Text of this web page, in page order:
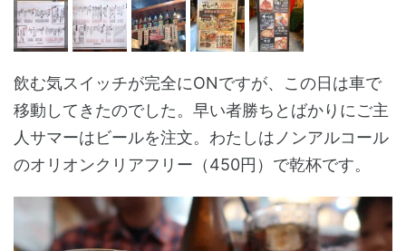
飲む気スイッチが完全にONですが、この日は車で
移動してきたのでした。早い者勝ちとばかりにご主
人サマーはビールを注文。わたしはノンアルコール
のオリオンクリアフリー（450円）で乾杯です。